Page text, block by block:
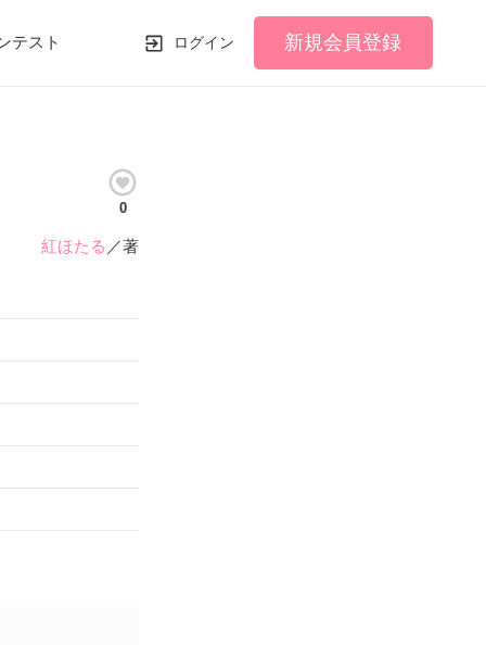
テスト ログイン 新規会員登録
0
紅ほたる ／著